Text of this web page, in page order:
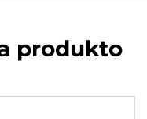
produkto